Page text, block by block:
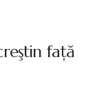
faţă